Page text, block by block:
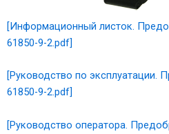
[Информационный листок.
61850-9-2.pdf]
[Руководство по
61850-9-2.pdf]
[Руководство оператора.